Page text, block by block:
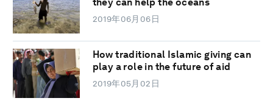
2019年06月06日
How traditional Islamic giving can
play a role in the future of aid
2019年05月02日